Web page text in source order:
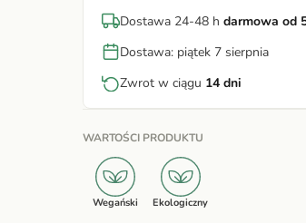
Dostawa 24-48 h darmowa od
Dostawa: piątek 7 sierpnia
Zwrot w ciągu 14 dni
WARTOŚCI PRODUKTU
Wegański Ekologiczny